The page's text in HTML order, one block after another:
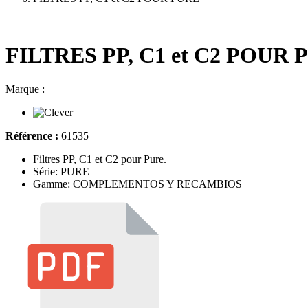
FILTRES PP, C1 et C2 POUR
Marque :
Référence : 61535
Filtres PP, C1 et C2 pour Pure.
Série: PURE
Gamme: COMPLEMENTOS Y RECAMBIOS